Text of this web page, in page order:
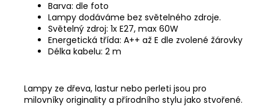
Barva: dle foto
Lampy dodáváme bez světelného zdroje.
Světelný zdroj: 1x E27, max 60W
Energetická třída: A++ až E dle zvolené žárovky
Délka kabelu: 2 m
Lampy ze dřeva, lastur nebo perleti jsou pro
milovníky originality a přírodního stylu jako stvořené.